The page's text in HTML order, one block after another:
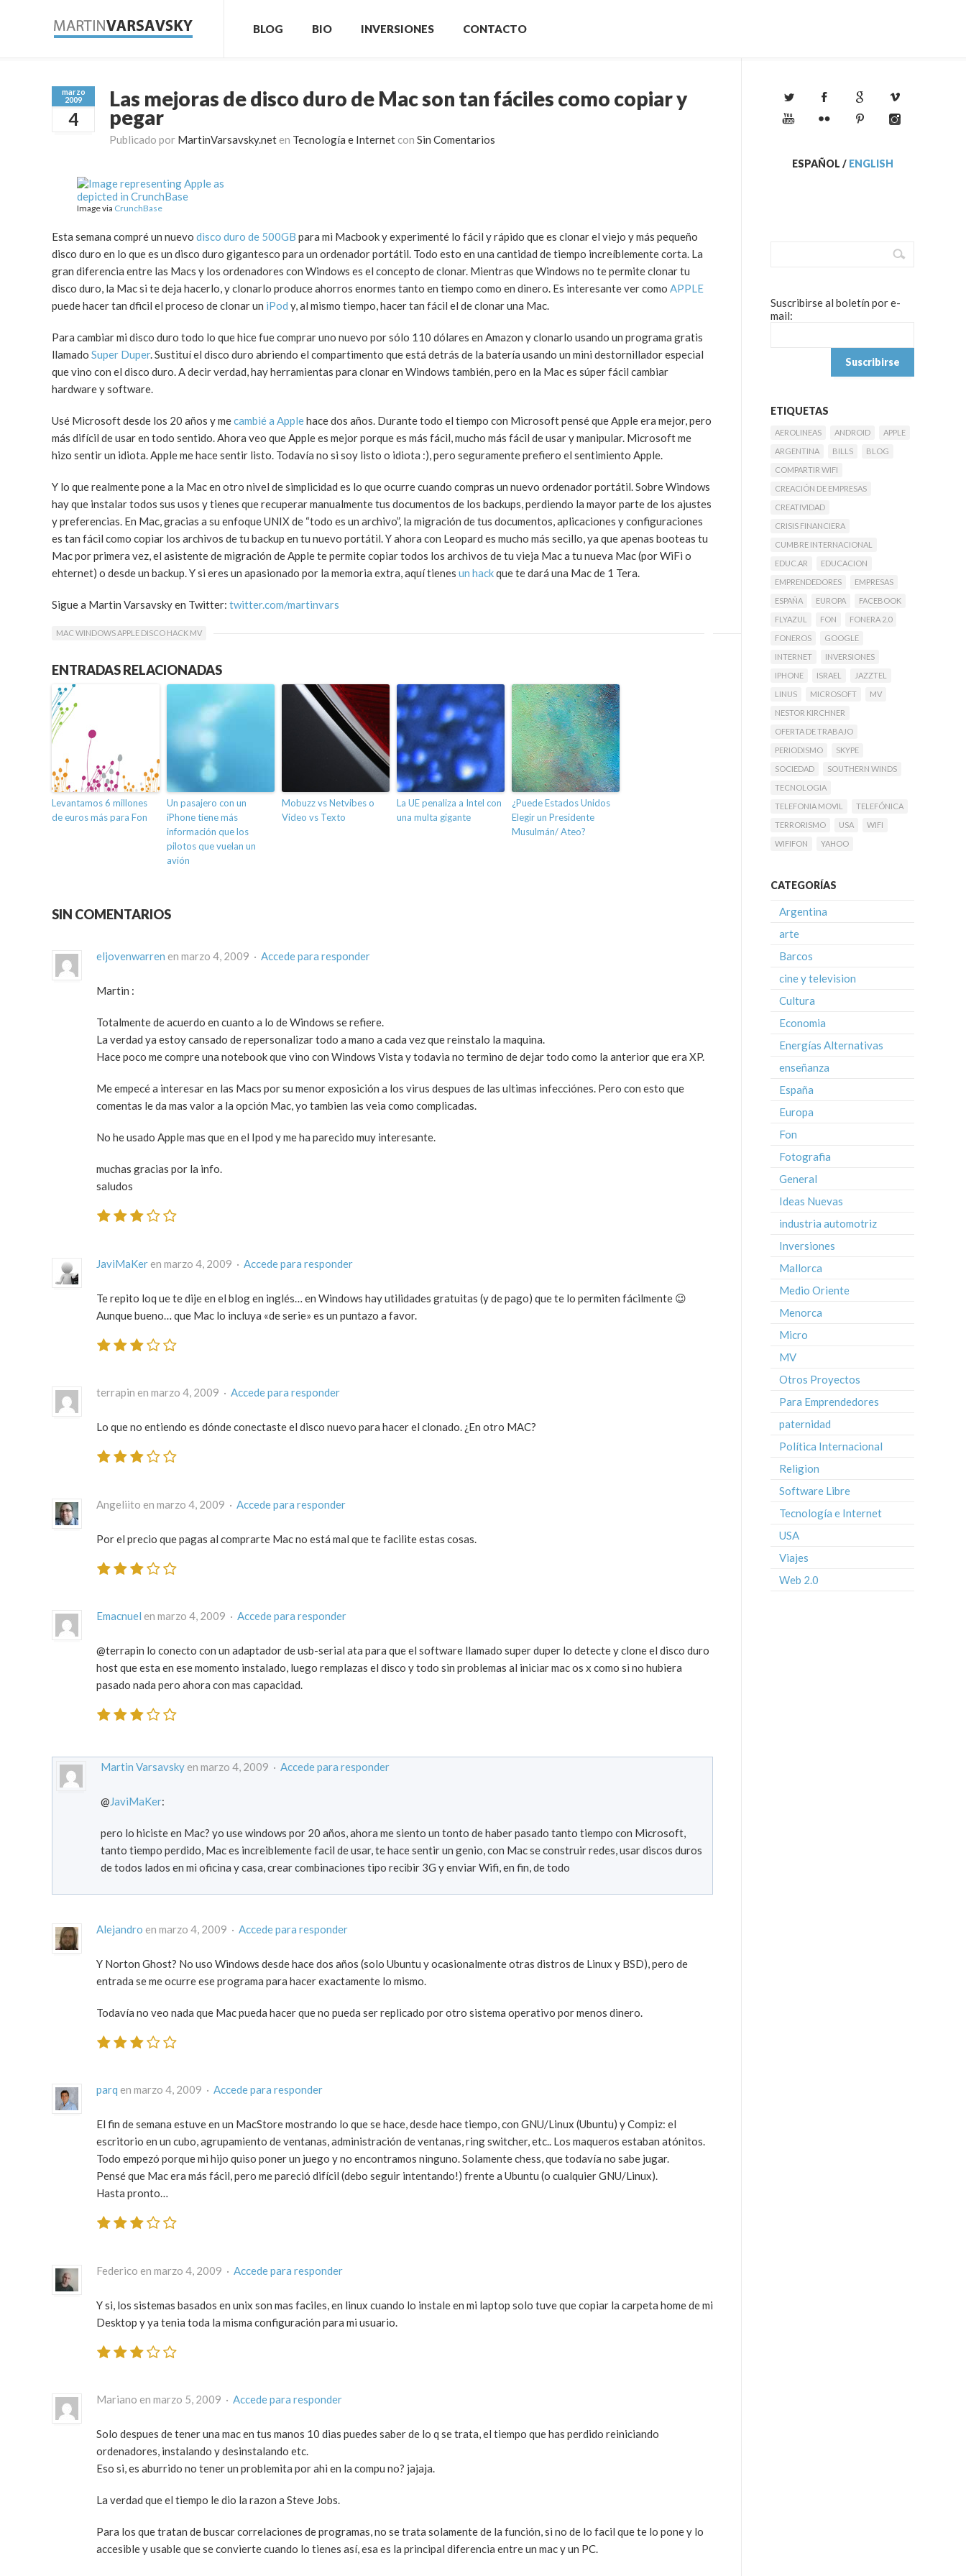
BLOG BIO INVERSIONES CONTACTO
marzo
2009
4
Las mejoras de disco duro de Mac son tan fáciles como copiar y
pegar
Publicado por MartinVarsavsky.net en Tecnología e Internet con Sin Comentarios
Image via CrunchBase
Esta semana compré un nuevo disco duro de 500GB para mi Macbook y experimenté lo fácil y rápido que es clonar el viejo y más pequeño
disco duro en lo que es un disco duro gigantesco para un ordenador portátil. Todo esto en una cantidad de tiempo increíblemente corta. La
gran diferencia entre las Macs y los ordenadores con Windows es el concepto de clonar. Mientras que Windows no te permite clonar tu
disco duro, la Mac si te deja hacerlo, y clonarlo produce ahorros enormes tanto en tiempo como en dinero. Es interesante ver como APPLE
puede hacer tan dficil el proceso de clonar un iPod y, al mismo tiempo, hacer tan fácil el de clonar una Mac.
Para cambiar mi disco duro todo lo que hice fue comprar uno nuevo por sólo 110 dólares en Amazon y clonarlo usando un programa gratis
llamado Super Duper. Sustituí el disco duro abriendo el compartimento que está detrás de la batería usando un mini destornillador especial
que vino con el disco duro. A decir verdad, hay herramientas para clonar en Windows también, pero en la Mac es súper fácil cambiar
hardware y software.
Usé Microsoft desde los 20 años y mecambié a Applehace dos años. Durante todo el tiempo con Microsoft pensé que Apple era mejor, pero
más difícil de usar en todo sentido. Ahora veo que Apple es mejor porque es más fácil, mucho más fácil de usar y manipular. Microsoft me
hizo sentir un idiota. Apple me hace sentir listo. Todavía no si soy listo o idiota :), pero seguramente prefiero el sentimiento Apple.
Y lo que realmente pone a la Mac en otro nivel de simplicidad es lo que ocurre cuando compras un nuevo ordenador portátil. Sobre Windows
hay que instalar todos sus usos y tienes que recuperar manualmente tus documentos de los backups, perdiendo la mayor parte de los ajustes
y preferencias. En Mac, gracias a su enfoque UNIX de “todo es un archivo”, la migración de tus documentos, aplicaciones y configuraciones
es tan fácil como copiar los archivos de tu backup en tu nuevo portátil. Y ahora con Leopard es mucho más secillo, ya que apenas booteas tu
Mac por primera vez, el asistente de migración de Apple te permite copiar todos los archivos de tu vieja Mac a tu nueva Mac (por WiFi o
ehternet) o desde un backup. Y si eres un apasionado por la memoria extra, aquí tienes un hackque te dará una Mac de 1 Tera.
Sigue a Martin Varsavsky en Twitter: twitter.com/martinvars
MAC WINDOWS APPLE DISCO HACK MV
ENTRADAS RELACIONADAS
Levantamos 6 millones
de euros más para Fon
Un pasajero con un
iPhone tiene más
información que los
pilotos que vuelan un
avión
Mobuzz vs Netvibes o
Video vs Texto
La UE penaliza a Intel con
una multa gigante
¿Puede Estados Unidos
Elegir un Presidente
Musulmán/ Ateo?
SIN COMENTARIOS
eljovenwarren en marzo 4, 2009 · Accede para responder
Martin :
Totalmente de acuerdo en cuanto a lo de Windows se refiere.
La verdad ya estoy cansado de repersonalizar todo a mano a cada vez que reinstalo la maquina.
Hace poco me compre una notebook que vino con Windows Vista y todavia no termino de dejar todo como la anterior que era XP.
Me empecé a interesar en las Macs por su menor exposición a los virus despues de las ultimas infecciónes. Pero con esto que
comentas le da mas valor a la opción Mac, yo tambien las veia como complicadas.
No he usado Apple mas que en el Ipod y me ha parecido muy interesante.
muchas gracias por la info.
saludos
JaviMaKer en marzo 4, 2009 · Accede para responder
Te repito loq ue te dije en el blog en inglés… en Windows hay utilidades gratuitas (y de pago) que te lo permiten fácilmente 😉
Aunque bueno… que Mac lo incluya «de serie» es un puntazo a favor.
terrapin en marzo 4, 2009 · Accede para responder
Lo que no entiendo es dónde conectaste el disco nuevo para hacer el clonado. ¿En otro MAC?
Angeliito en marzo 4, 2009 · Accede para responder
Por el precio que pagas al comprarte Mac no está mal que te facilite estas cosas.
Emacnuel en marzo 4, 2009 · Accede para responder
@terrapin lo conecto con un adaptador de usb-serial ata para que el software llamado super duper lo detecte y clone el disco duro
host que esta en ese momento instalado, luego remplazas el disco y todo sin problemas al iniciar mac os x como si no hubiera
pasado nada pero ahora con mas capacidad.
Martin Varsavsky en marzo 4, 2009 · Accede para responder
@JaviMaKer:
pero lo hiciste en Mac? yo use windows por 20 años, ahora me siento un tonto de haber pasado tanto tiempo con Microsoft,
tanto tiempo perdido, Mac es increiblemente facil de usar, te hace sentir un genio, con Mac se construir redes, usar discos duros
de todos lados en mi oficina y casa, crear combinaciones tipo recibir 3G y enviar Wifi, en fin, de todo
Alejandro en marzo 4, 2009 · Accede para responder
Y Norton Ghost? No uso Windows desde hace dos años (solo Ubuntu y ocasionalmente otras distros de Linux y BSD), pero de
entrada se me ocurre ese programa para hacer exactamente lo mismo.
Todavía no veo nada que Mac pueda hacer que no pueda ser replicado por otro sistema operativo por menos dinero.
parq en marzo 4, 2009 · Accede para responder
El fin de semana estuve en un MacStore mostrando lo que se hace, desde hace tiempo, con GNU/Linux (Ubuntu) y Compiz: el
escritorio en un cubo, agrupamiento de ventanas, administración de ventanas, ring switcher, etc.. Los maqueros estaban atónitos.
Todo empezó porque mi hijo quiso poner un juego y no encontramos ninguno. Solamente chess, que todavía no sabe jugar.
Pensé que Mac era más fácil, pero me pareció difícil (debo seguir intentando!) frente a Ubuntu (o cualquier GNU/Linux).
Hasta pronto…
Federico en marzo 4, 2009 · Accede para responder
Y si, los sistemas basados en unix son mas faciles, en linux cuando lo instale en mi laptop solo tuve que copiar la carpeta home de mi
Desktop y ya tenia toda la misma configuración para mi usuario.
Mariano en marzo 5, 2009 · Accede para responder
Solo despues de tener una mac en tus manos 10 dias puedes saber de lo q se trata, el tiempo que has perdido reiniciando
ordenadores, instalando y desinstalando etc.
Eso si, es aburrido no tener un problemita por ahi en la compu no? jajaja.
La verdad que el tiempo le dio la razon a Steve Jobs.
Para los que tratan de buscar correlaciones de programas, no se trata solamente de la función, si no de lo facil que te lo pone y lo
accesible y usable que se convierte cuando lo tienes así, esa es la principal diferencia entre un mac y un PC.
ESPAÑOL / ENGLISH
Suscribirse al boletín por e-
mail:
ETIQUETAS
AEROLINEAS ANDROID
APPLE
ARGENTINA
BILLS
BLOG
COMPARTIR WIFI
CREACIÓN DE EMPRESAS
CREATIVIDAD
CRISIS FINANCIERA
CUMBRE INTERNACIONAL
EDUC.AR
EDUCACION
EMPRENDEDORES
EMPRESAS
ESPAÑA
EUROPA
FACEBOOK
FLYAZUL
FON
FONERA 2.0
FONEROS
GOOGLE
INTERNET
INVERSIONES
IPHONE
ISRAEL
JAZZTEL
LINUS
MICROSOFT
MV
NESTOR KIRCHNER
OFERTA DE TRABAJO
PERIODISMO
SKYPE
SOCIEDAD
SOUTHERN WINDS
TECNOLOGIA
TELEFONIA MOVIL
TELEFÓNICA
TERRORISMO
USA
WIFI
WIFIFON
YAHOO
CATEGORÍAS
Argentina
arte
Barcos
cine y television
Cultura
Economia
Energías Alternativas
enseñanza
España
Europa
Fon
Fotografia
General
Ideas Nuevas
industria automotriz
Inversiones
Mallorca
Medio Oriente
Menorca
Micro
MV
Otros Proyectos
Para Emprendedores
paternidad
Política Internacional
Religion
Software Libre
Tecnología e Internet
USA
Viajes
Web 2.0